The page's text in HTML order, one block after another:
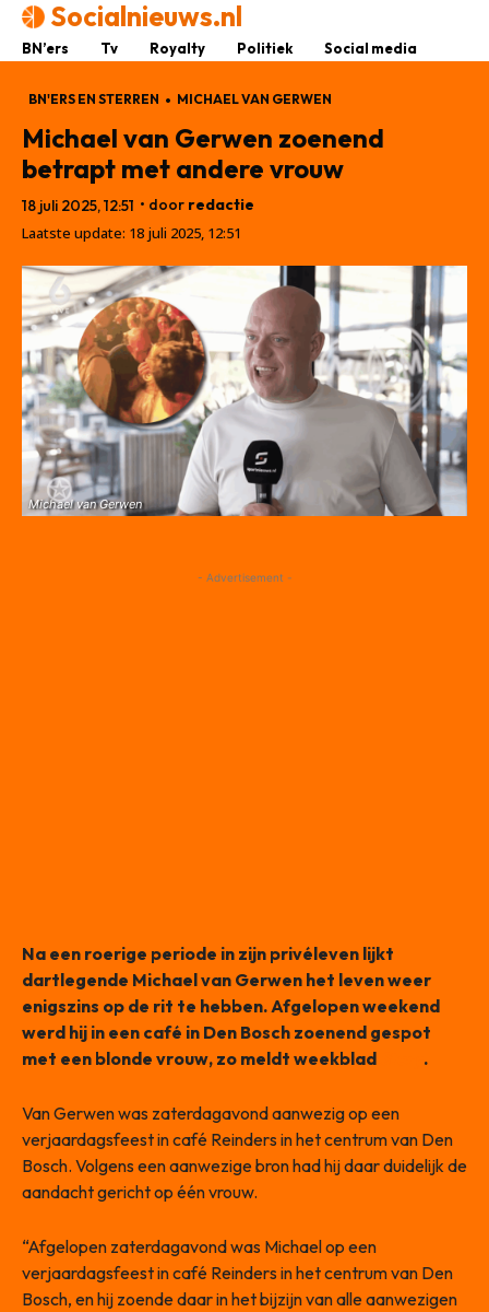
Socialnieuws.nl
BN’ers Tv Royalty Politiek Social media
BN'ERS EN STERREN MICHAEL VAN GERWEN
Michael van Gerwen zoenend
betrapt met andere vrouw
18 juli 2025, 12:51 • door redactie
Laatste update: 18 juli 2025, 12:51
Michael van Gerwen
- Advertisement -
Na een roerige periode in zijn privéleven lijkt
dartlegende Michael van Gerwen het leven weer
enigszins op de rit te hebben. Afgelopen weekend
werd hij in een café in Den Bosch zoenend gespot
met een blonde vrouw, zo meldt weekblad
.
Van Gerwen was zaterdagavond aanwezig op een
verjaardagsfeest in café Reinders in het centrum van Den
Bosch. Volgens een aanwezige bron had hij daar duidelijk de
aandacht gericht op één vrouw.
“Afgelopen zaterdagavond was Michael op een
verjaardagsfeest in café Reinders in het centrum van Den
Bosch, en hij zoende daar in het bijzijn van alle aanwezigen